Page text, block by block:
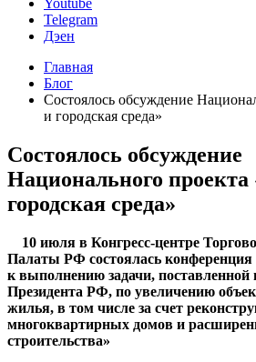
Youtube
Telegram
Дэен
Главная
Блог
Состоялось обсуждение
и городская среда»
Состоялось обсуждение
Национального
городская среда»
10 июля в Конгресс-центре
Палаты РФ состоялась конференция
к выполнению задачи, поставленной
Президента РФ, по увеличению
жилья, в том числе за счет
многоквартирных домов и
строительства»